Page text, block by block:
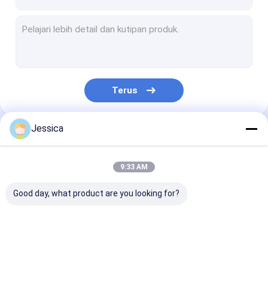
Sistem Pengeboran Overload Symmetrix
Pipa Pengeboran RC Dual Wall
sistem pengeboran odex
Terus
Kategori Kami
Jessica
9:33 AM
Good day, what product are you looking for?